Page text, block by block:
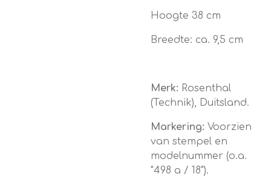
Hoogte 38 cm
Breedte: ca. 9,5 cm
Merk: Rosenthal
(Technik), Duitsland.
Markering: Voorzien
van stempel en
modelnummer (o.a.
"498 a / 18").